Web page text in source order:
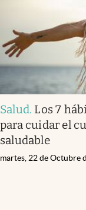
Salud. Los 7
para cuidar el
saludable
martes, 22 de Octubre